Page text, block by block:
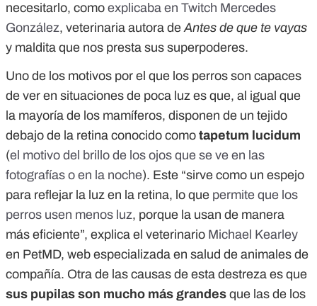
necesitarlo, como explicaba en Twitch Mercedes
González, veterinaria autora deAntes de que te vayas
y maldita que nos presta sus superpoderes.
Uno de los motivos por el que los perros son capaces
de ver en situaciones de poca luz es que, al igual que
la mayoría de los mamíferos, disponen de un tejido
debajo de la retina conocido como tapetum lucidum
(el motivo del brillo de los ojos que se ve en las
fotografías o en la noche). Este “sirve como un espejo
para reflejar la luz en la retina, lo que permite que los
perros usen menos luz, porque la usan de manera
más eficiente”, explica el veterinario Michael Kearley
en PetMD, web especializada en salud de animales de
compañía. Otra de las causas de esta destreza es que
sus pupilas son mucho más grandes que las de los